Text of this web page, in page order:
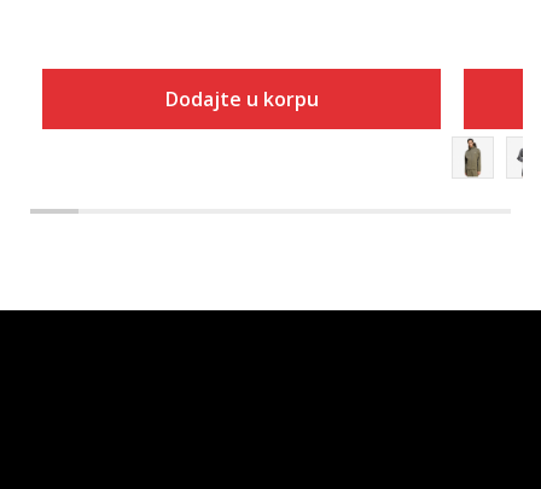
Dodajte u korpu